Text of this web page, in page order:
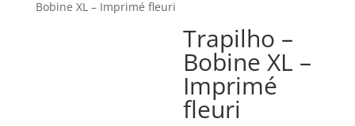
Bobine XL – Imprimé fleuri
Trapilho –
Bobine XL –
Imprimé
fleuri